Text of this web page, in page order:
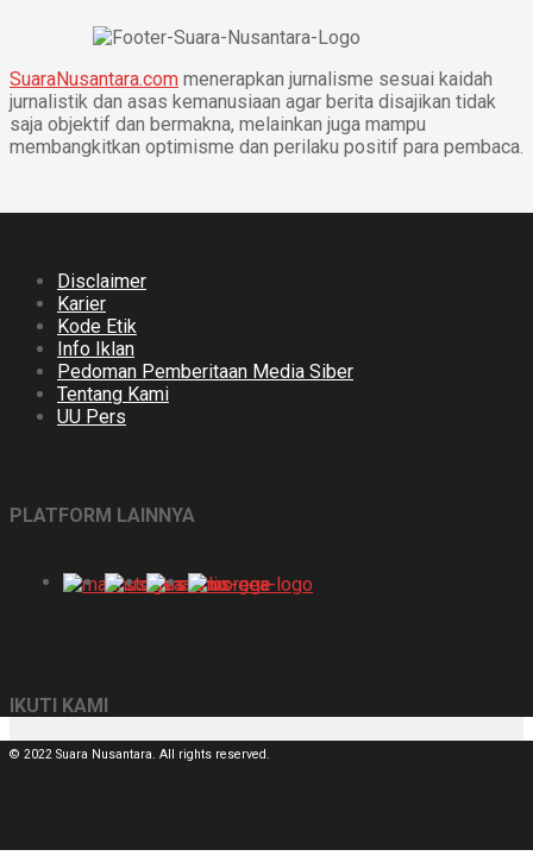
SuaraNusantara.com menerapkan jurnalisme sesuai kaidah
jurnalistik dan asas kemanusiaan agar berita disajikan tidak
saja objektif dan bermakna, melainkan juga mampu
membangkitkan optimisme dan perilaku positif para pembaca.
Disclaimer
Karier
Kode Etik
Info Iklan
Pedoman Pemberitaan Media Siber
Tentang Kami
UU Pers
PLATFORM LAINNYA
IKUTI KAMI
© 2022 Suara Nusantara. All rights reserved.